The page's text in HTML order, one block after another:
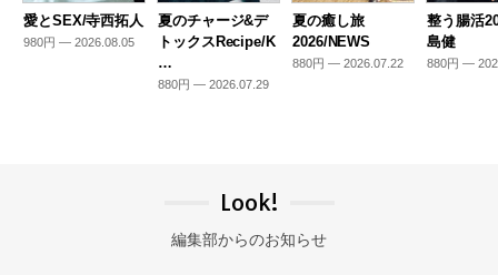
愛とSEX/寺西拓人
980円 — 2026.08.05
夏のチャージ&デ
トックスRecipe/K
…
880円 — 2026.07.29
夏の癒し旅
2026/NEWS
880円 — 2026.07.22
整う腸活
島健
880円 —
Look!
編集部からのお知らせ